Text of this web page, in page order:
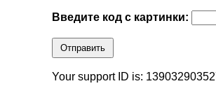
Введите код с картинки:
Отправить
Your support ID is: